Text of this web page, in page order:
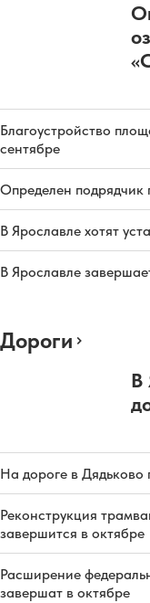
Благоустройство
сентябре
Определен подрядчик
В Ярославле хотят
В Ярославле
Дороги
В
На дороге в Дядьково
Реконструкция
завершится в октябре
Расширение
завершат в октябре